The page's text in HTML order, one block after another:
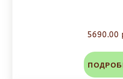
5690.00